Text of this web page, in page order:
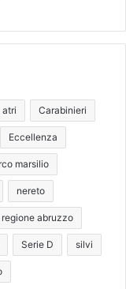
atri Carabinieri
Eccellenza
marsilio
nereto
regione abruzzo
Serie D silvi